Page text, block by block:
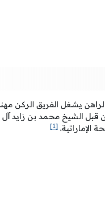
لتاريخ 3/يناير/2023م وحتى الوقت الراهن
الشيخ محمد بن زايد آل
الإماراتية. [1]